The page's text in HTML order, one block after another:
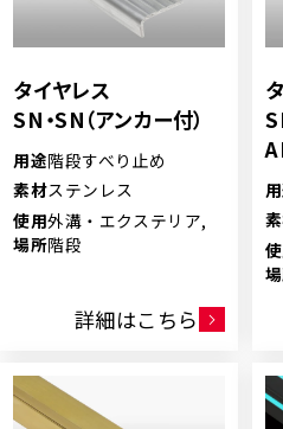
タイヤレス
SN・SN（アンカー付）
用途階段すべり止め
素材ステンレス
使用
場所
外溝・エクステリア,
階段
詳細はこちら